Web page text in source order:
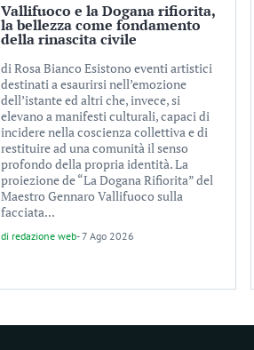
Vallifuoco e la Dogana rifiorita,
la bellezza come fondamento
della rinascita civile
di Rosa Bianco Esistono eventi artistici
destinati a esaurirsi nell’emozione
dell’istante ed altri che, invece, si
elevano a manifesti culturali, capaci di
incidere nella coscienza collettiva e di
restituire ad una comunità il senso
profondo della propria identità. La
proiezione de “La Dogana Rifiorita” del
Maestro Gennaro Vallifuoco sulla
facciata...
di redazione web-7 Ago 2026